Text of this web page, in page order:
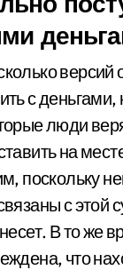
версий
с
люди
на
поскольку
с этой
В то же
что